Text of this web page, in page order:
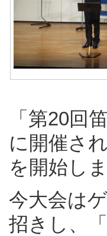
「第20回
に開催さ
を開始し
今大会は
招きし、